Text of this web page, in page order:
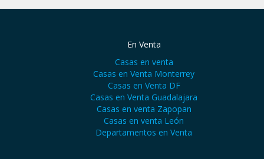
En Venta
Casas en venta
Casas en Venta Monterrey
Casas en Venta DF
Casas en Venta Guadalajara
Casas en venta Zapopan
Casas en venta León
Departamentos en Venta